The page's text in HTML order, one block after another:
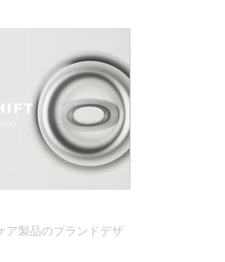
ア製品のブランドデザ